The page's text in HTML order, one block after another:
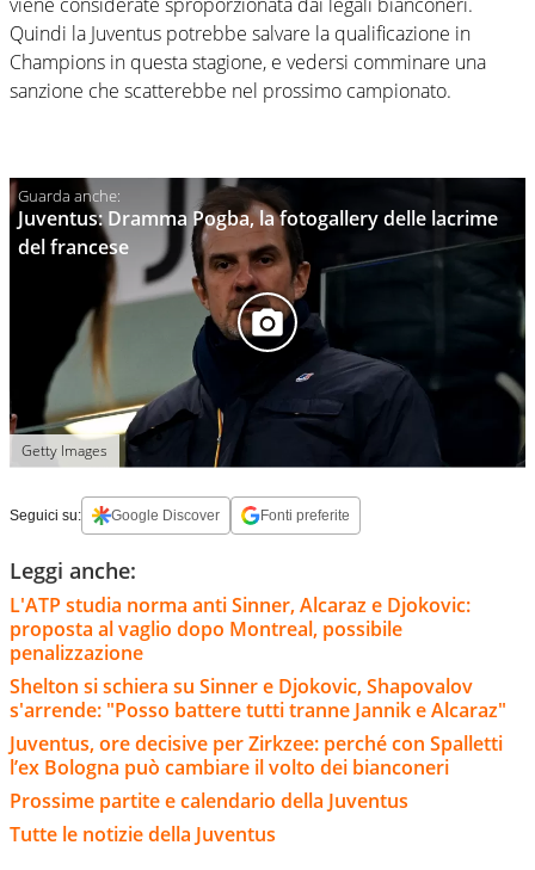
Quindi la Juventus potrebbe salvare la qualificazione in
Champions in questa stagione, e vedersi comminare una
sanzione che scatterebbe nel prossimo campionato.
Juventus: Dramma Pogba, la fotogallery delle lacrime
del francese
Getty Images
Seguici su: Google Discover Fonti preferite
Leggi anche:
L'ATP studia norma anti Sinner, Alcaraz e Djokovic:
proposta al vaglio dopo Montreal, possibile
penalizzazione
Shelton si schiera su Sinner e Djokovic, Shapovalov
s'arrende: "Posso battere tutti tranne Jannik e Alcaraz"
Juventus, ore decisive per Zirkzee: perché con Spalletti
l’ex Bologna può cambiare il volto dei bianconeri
Prossime partite e calendario della Juventus
Tutte le notizie della Juventus